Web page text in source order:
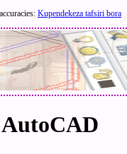
Kupendekeza tafsiri bora